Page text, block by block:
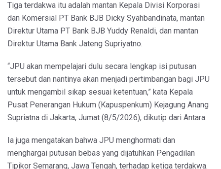
Tiga terdakwa itu adalah mantan Kepala Divisi Korporasi
dan Komersial PT Bank BJB Dicky Syahbandinata, mantan
Direktur Utama PT Bank BJB Yuddy Renaldi, dan mantan
Direktur Utama Bank Jateng Supriyatno.
“JPU akan mempelajari dulu secara lengkap isi putusan
tersebut dan nantinya akan menjadi pertimbangan bagi JPU
untuk mengambil sikap sesuai ketentuan,” kata Kepala
Pusat Penerangan Hukum (Kapuspenkum) Kejagung Anang
Supriatna di Jakarta, Jumat (8/5/2026), dikutip dari Antara.
Ia juga mengatakan bahwa JPU menghormati dan
menghargai putusan bebas yang dijatuhkan Pengadilan
Tipikor Semarang, Jawa Tengah, terhadap ketiga terdakwa.